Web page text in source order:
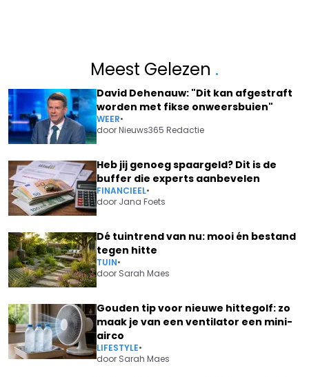
Meest Gelezen .
David Dehenauw: "Dit kan afgestraft
worden met fikse onweersbuien"
WEER•
doorNieuws365 Redactie
Heb jij genoeg spaargeld? Dit is de
buffer die experts aanbevelen
FINANCIEEL•
door Jana Foets
Dé tuintrend van nu: mooi én bestand
tegen hitte
TUIN•
door Sarah Maes
Gouden tip voor nieuwe hittegolf: zo
maak je van een ventilator een mini-
airco
LIFESTYLE•
door Sarah Maes